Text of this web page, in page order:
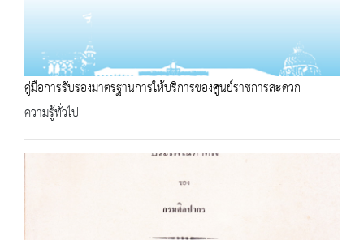
คู่มือการรับรองมาตรฐานการให้บริการของศูนย์ราชการสะดวก
ความรู้ทั่วไป